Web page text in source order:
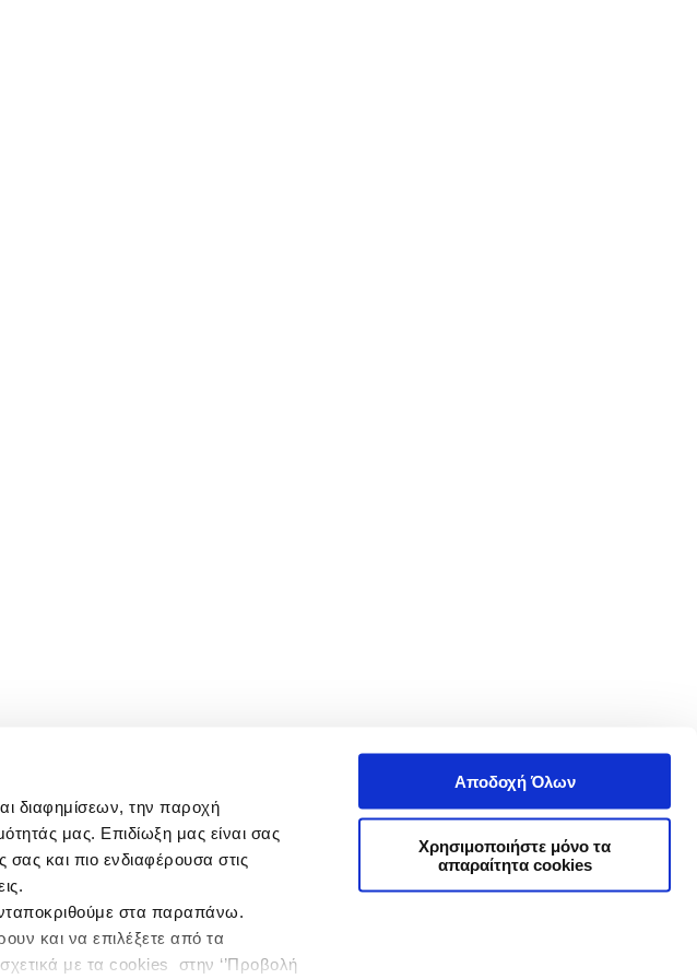
διαφημίσεων, την παροχή
μας. Επιδίωξη μας είναι σας
σας και πιο ενδιαφέρουσα στις
στα παραπάνω.
και να επιλέξετε από τα
με τα cookies στην ‘’Προβολή
Αποδοχή Όλων
Χρησιμοποιήστε μόνο τα
απαραίτητα cookies